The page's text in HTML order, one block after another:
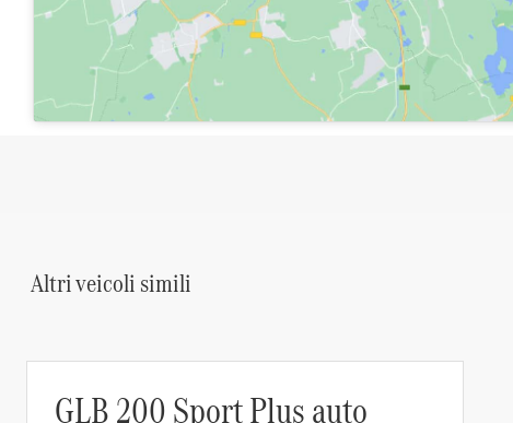
Altri veicoli simili
GLB 200 Sport Plus auto